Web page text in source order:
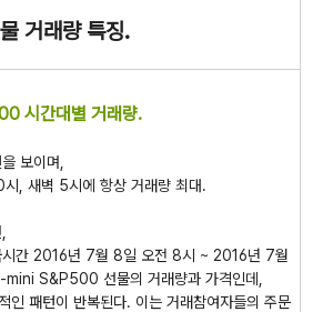
거래량 특징.
시간대별 거래량.
보이며,
시, 새벽 5시에 항상 거래량 최대.
시간 2016년 7월 8일 오전 8시 ~ 2016년 7월
S&P500 선물의 거래량과 가격인데,
인 패턴이 반복된다. 이는 거래참여자들의 주문